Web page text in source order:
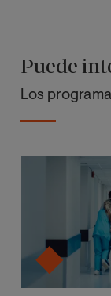
Puede
Los